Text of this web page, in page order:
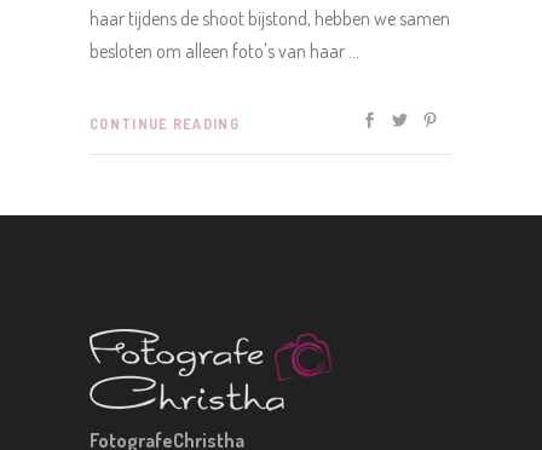
haar tijdens de shoot bijstond, hebben we samen
besloten om alleen foto's van haar
CONTINUE READING
FotografeChristha